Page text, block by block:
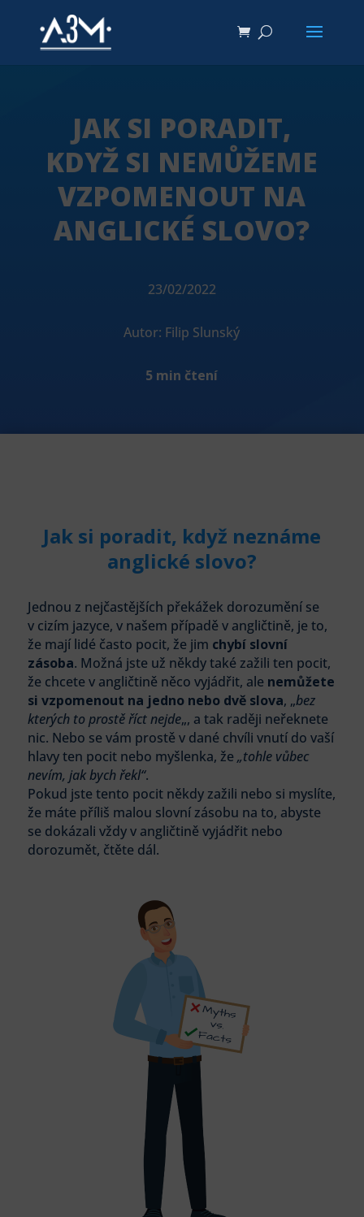
JAK SI PORADIT,
KDYŽ SI NEMŮŽEME
VZPOMENOUT NA
ANGLICKÉ SLOVO?
23/02/2022
Autor: Filip Slunský
5 min čtení
Jak si poradit, když neznáme
anglické slovo?
Jednou z nejčastějších překážek dorozumění se
v cizím jazyce, v našem případě v angličtině, je to,
že mají lidé často pocit, že jim chybí slovní
zásoba. Možná jste už někdy také zažili ten pocit,
že chcete v angličtině něco vyjádřit, ale nemůžete
si vzpomenout na jedno nebo dvě slova, „bez
kterých to prostě říct nejde„, a tak raději neřeknete
nic. Nebo se vám prostě v dané chvíli vnutí do vaší
hlavy ten pocit nebo myšlenka, že „tohle vůbec
nevím, jak bych řekl“.
Pokud jste tento pocit někdy zažili nebo si myslíte,
že máte příliš malou slovní zásobu na to, abyste
se dokázali vždy v angličtině vyjádřit nebo
dorozumět, čtěte dál.